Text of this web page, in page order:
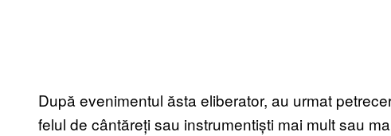
După evenimentul ăsta eliberator, au urmat
felul de cântăreți sau instrumentiști mai mult sau